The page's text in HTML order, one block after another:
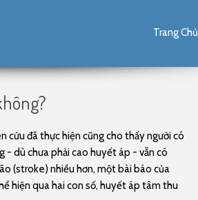
Trang Chủ
cứu đã thực hiện cũng cho thấy người có
- dù chưa phải cao huyết áp - vẫn có
(stroke) nhiều hơn, một bài báo của
hiện qua hai con số, huyết áp tâm thu